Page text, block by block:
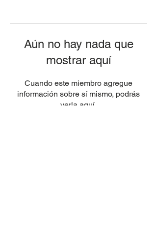
Aún no hay nada que
mostrar aquí
Cuando este miembro agregue
información sobre sí mismo, podrás
verla aquí.